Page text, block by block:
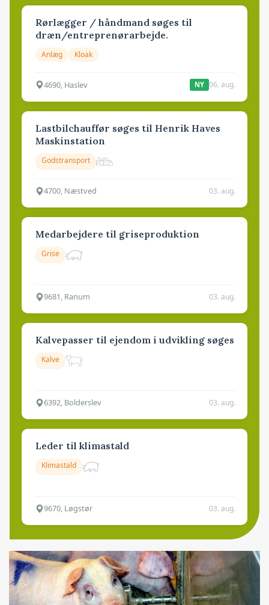
Rørlægger / håndmand søges til
dræn/entreprenørarbejde.
Anlæg Kloak
4690, Haslev NY 06. aug.
Lastbilchauffør søges til Henrik Haves
Maskinstation
Godstransport
4700, Næstved 03. aug.
Medarbejdere til griseproduktion
Grise
9681, Ranum 03. aug.
Kalvepasser til ejendom i udvikling søges
Kalve
6392, Bolderslev 03. aug.
Leder til klimastald
Klimastald
9670, Løgstør 03. aug.